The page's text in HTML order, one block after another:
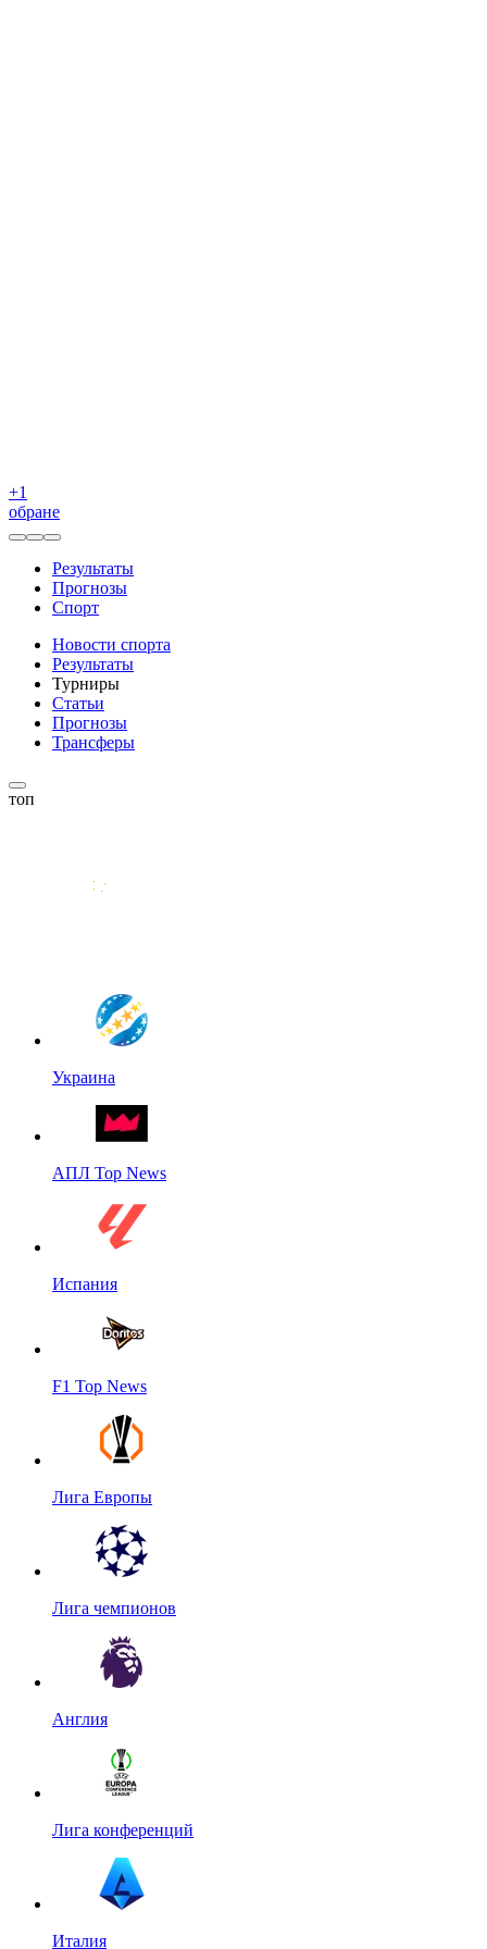
+1
обране
Результаты
Прогнозы
Спорт
Новости спорта
Результаты
Турниры
Статьи
Прогнозы
Трансферы
топ
Украина
АПЛ Top News
Испания
F1 Top News
Лига Европы
Лига чемпионов
Англия
Лига конференций
Италия